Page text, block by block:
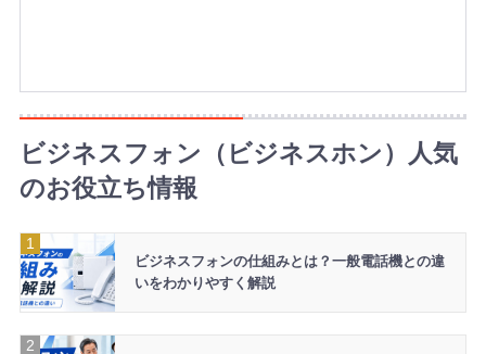
ビジネスフォン（ビジネスホン）人気
のお役立ち情報
ビジネスフォンの仕組みとは？一般電話機との違
いをわかりやすく解説